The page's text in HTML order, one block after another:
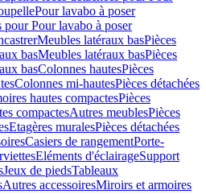
Pour lavabo à poser
pour Pour lavabo à poser
Meubles latéraux basPièces
basMeubles latéraux basPièces
basColonnes hautesPièces
Colonnes mi-hautesPièces détachées
hautes compactesPièces
compactesAutres meublesPièces
Etagères muralesPièces détachées
Casiers de rangementPorte-
Eléments d'éclairageSupport
Jeux de piedsTableaux
Autres accessoiresMiroirs et armoires